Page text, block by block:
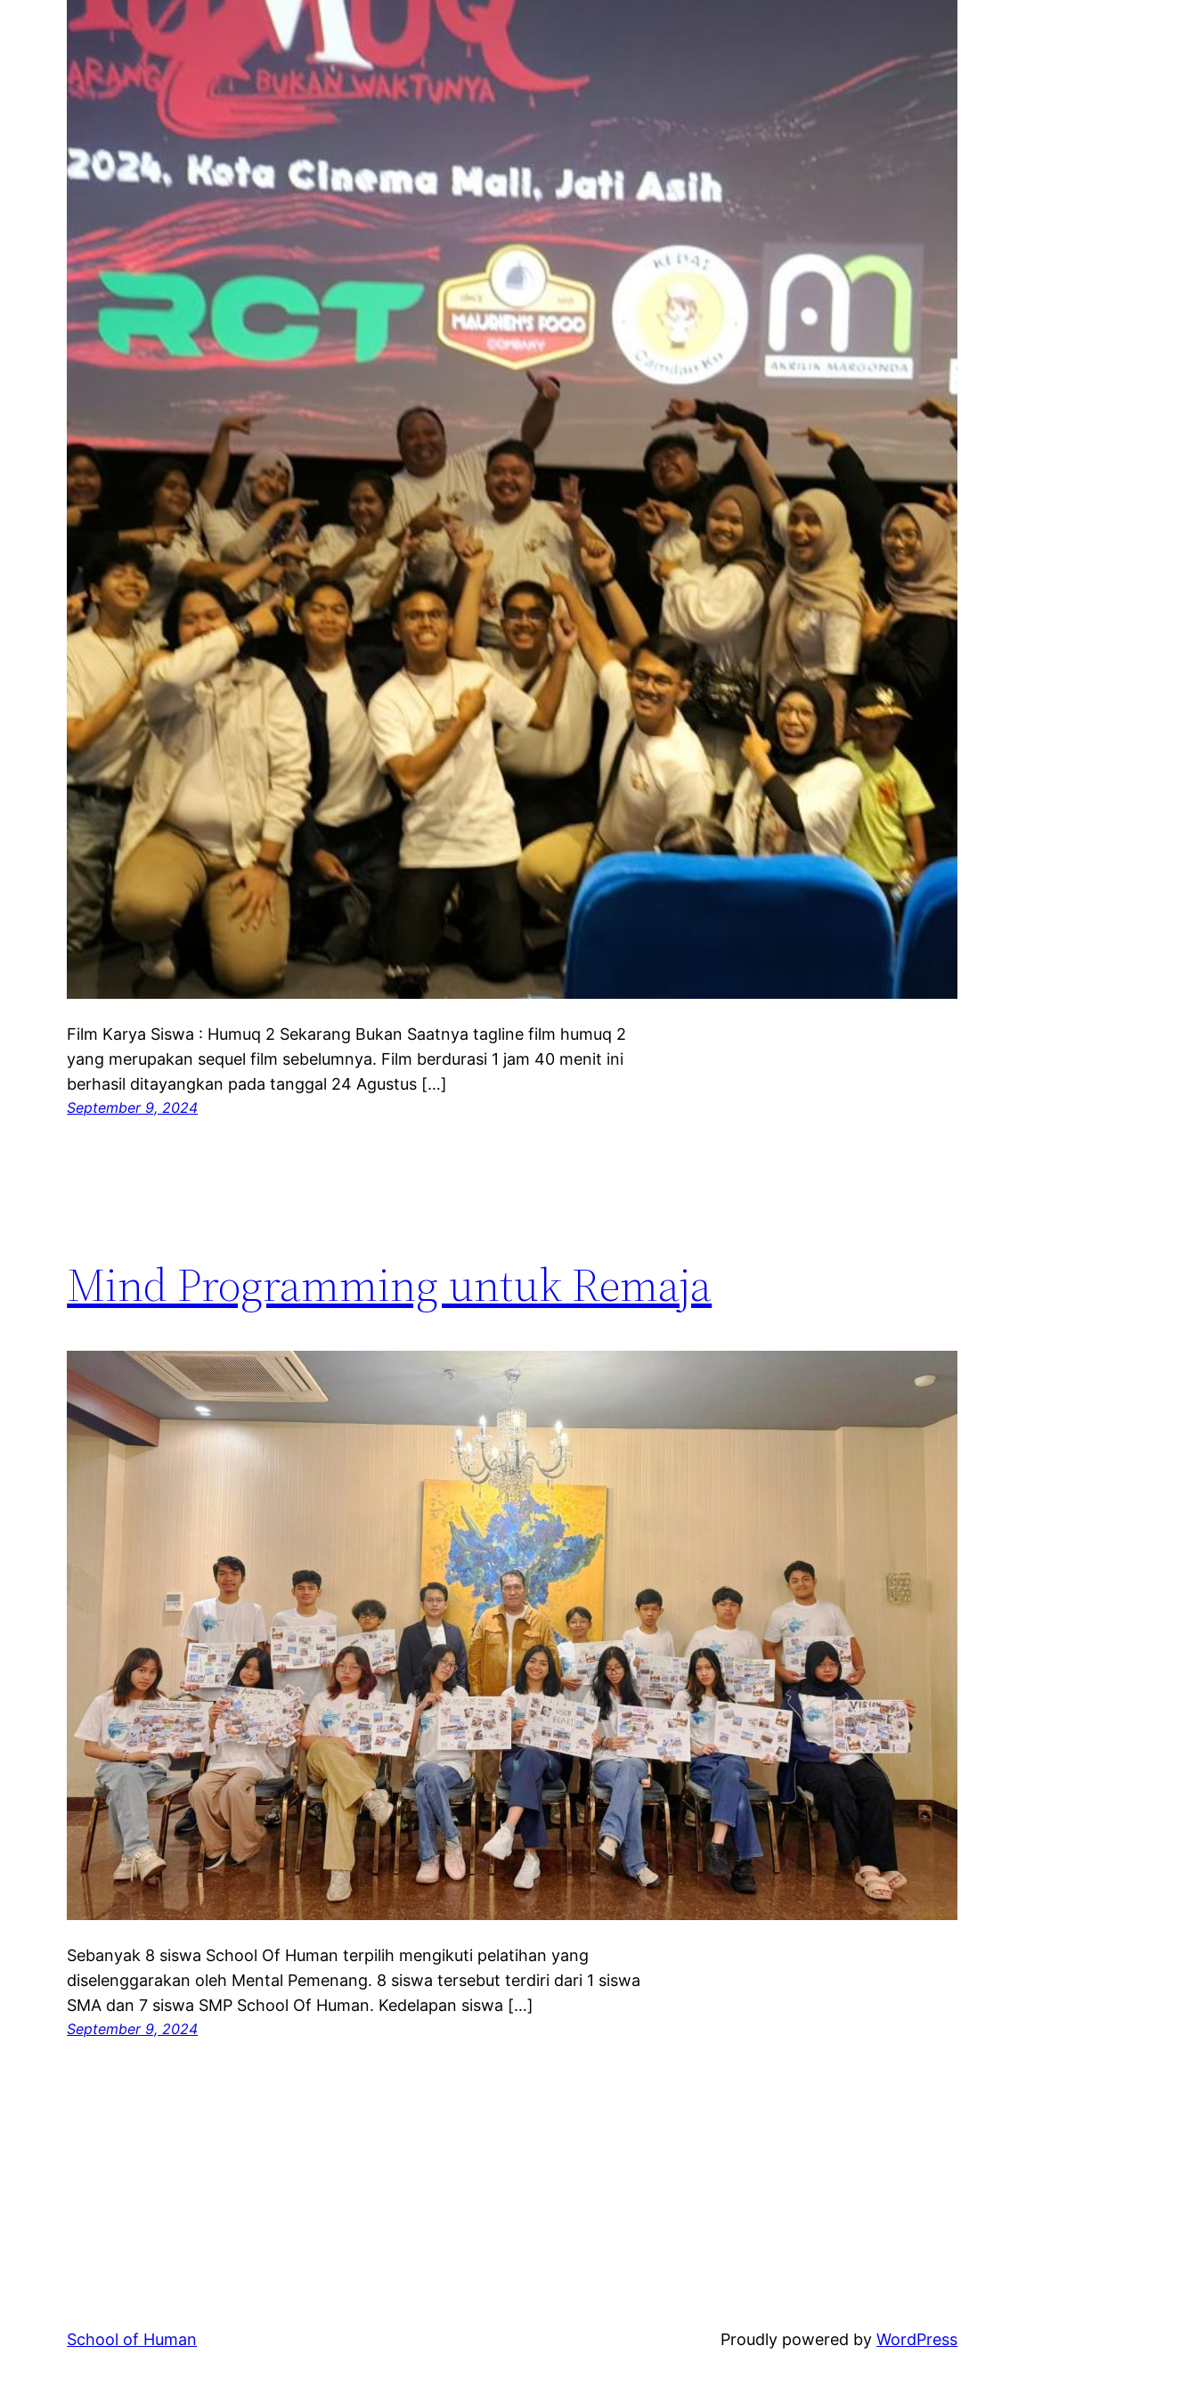
Film Karya Siswa : Humuq 2 Sekarang Bukan Saatnya tagline film humuq 2
yang merupakan sequel film sebelumnya. Film berdurasi 1 jam 40 menit ini
berhasil ditayangkan pada tanggal 24 Agustus […]
September 9, 2024
Mind Programming untuk Remaja
Sebanyak 8 siswa School Of Human terpilih mengikuti pelatihan yang
diselenggarakan oleh Mental Pemenang. 8 siswa tersebut terdiri dari 1 siswa
SMA dan 7 siswa SMP School Of Human. Kedelapan siswa […]
September 9, 2024
School of Human Proudly powered byWordPress